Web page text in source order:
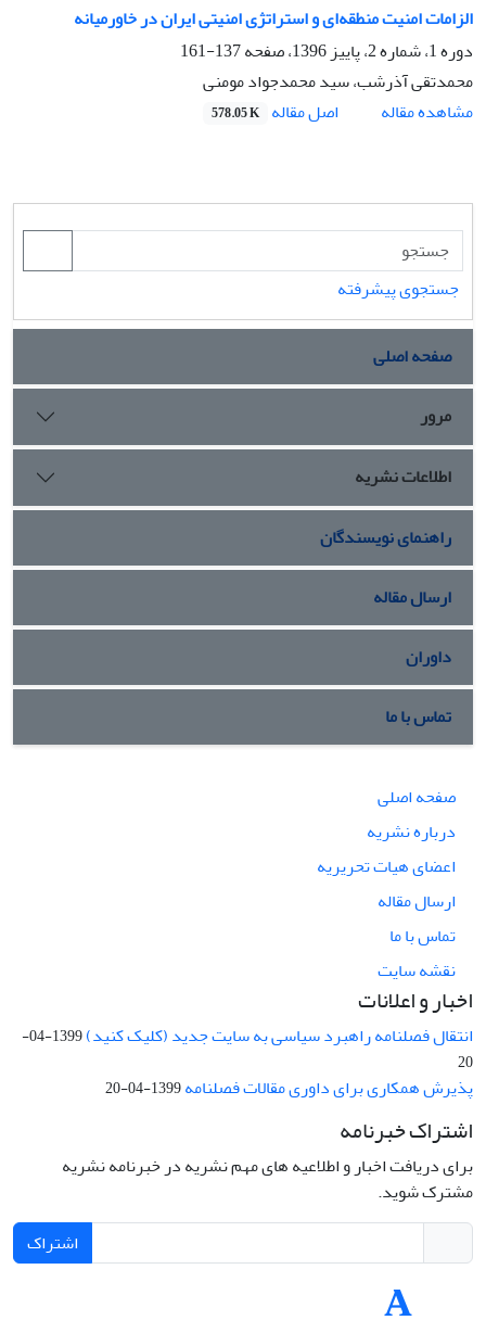
الزامات امنیت منطقه‌ای و استراتژی امنیتی ایران در خاورمیانه
دوره 1، شماره 2، پاییز 1396، صفحه
137-161
محمدتقی آذرشب، سید محمدجواد مومنی
مشاهده مقاله
اصل مقاله 578.05 K
جستجوی پیشرفته
صفحه اصلی
مرور
اطلاعات نشریه
راهنمای نویسندگان
ارسال مقاله
داوران
تماس با ما
صفحه اصلی
درباره نشریه
اعضای هیات تحریریه
ارسال مقاله
تماس با ما
نقشه سایت
اخبار و اعلانات
انتقال فصلنامه راهبرد سیاسی به سایت جدید (کلیک کنید)
1399-04-
20
پذیرش همکاری برای داوری مقالات فصلنامه1399-04-20
اشتراک خبرنامه
برای دریافت اخبار و اطلاعیه های مهم نشریه در خبرنامه نشریه
مشترک شوید.
اشتراک